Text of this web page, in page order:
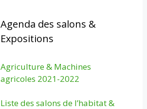
Agenda des salons &
Expositions
Agriculture & Machines
agricoles 2021-2022
Liste des salons de l’habitat &